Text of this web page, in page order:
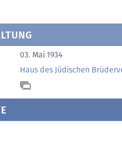
03. Mai 1934
Haus des Jüdischen